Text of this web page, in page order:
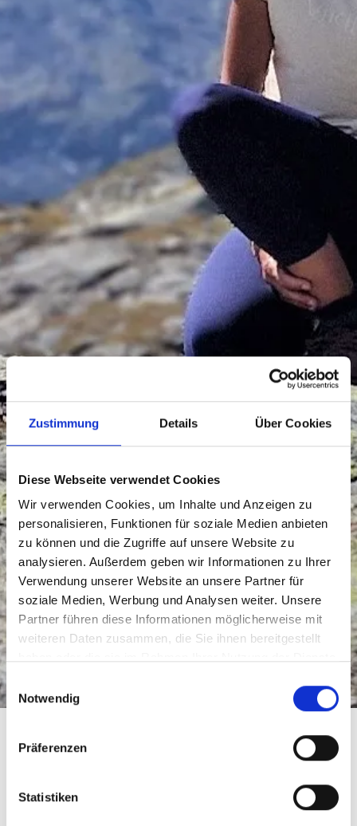
Zustimmung Details Über Cookies
Diese Webseite verwendet Cookies
Wir verwenden Cookies, um Inhalte und Anzeigen zu
personalisieren, Funktionen für soziale Medien anbieten
zu können und die Zugriffe auf unsere Website zu
analysieren. Außerdem geben wir Informationen zu Ihrer
Verwendung unserer Website an unsere Partner für
soziale Medien, Werbung und Analysen weiter. Unsere
Partner führen diese Informationen möglicherweise mit
weiteren Daten zusammen, die Sie ihnen bereitgestellt
Datenschutzerklärung
Einwilligungsauswahl
Notwendig
Präferenzen
Statistiken
SAMIRA SEFZIG